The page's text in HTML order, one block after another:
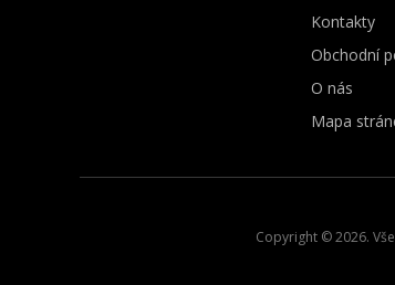
Kontakty
Obchodní
O nás
Mapa
Copyright © 2026.